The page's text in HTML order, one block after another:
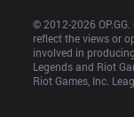
© 2012-2026
reflect the views or
involved in
Legends and Riot
Riot Games, Inc.